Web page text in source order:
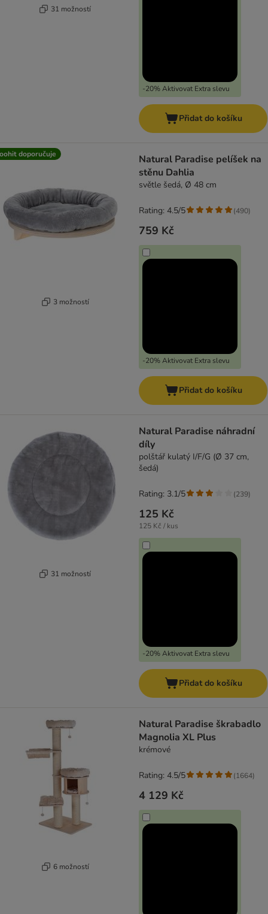
31 možností
-20% Aktivovat Extra slevu
Přidat do košíku
doporučuje
3 možností
Natural Paradise pelíšek na
stěnu Dahlia
světle šedá, Ø 48 cm
759 Kč
-20% Aktivovat Extra slevu
Rating: 4.5/5 (490)
Přidat do košíku
31 možností
Natural Paradise náhradní
díly
polštář kulatý I/F/G (Ø 37 cm,
šedá)
125 Kč
125 Kč / kus
-20% Aktivovat Extra slevu
Rating: 3.1/5 (239)
Přidat do košíku
6 možností
Natural Paradise škrabadlo
Magnolia XL Plus
krémové
4 129 Kč
Rating: 4.5/5 (1664)